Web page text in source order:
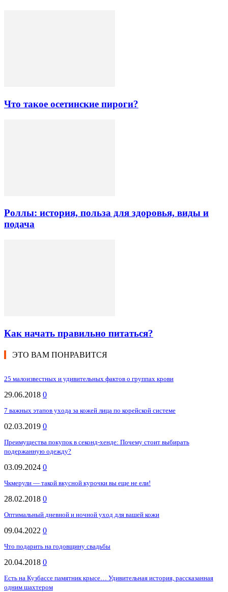
Что такое осетинские пироги?
Роллы: история, польза для здоровья, виды и
подача
Как начать правильно питаться?
ЭТО ВАМ ПОНРАВИТСЯ
25 малоизвестных и удивительных фактов о группах крови
29.06.2018 0
7 важных этапов ухода за кожей лица по корейской системе
02.03.2019 0
Преимущества покупок в секонд-хенде: Почему стоит выбирать
подержанную одежду?
03.09.2024 0
Чкмерули — такой вкусной курочки вы еще не ели!
28.02.2018 0
Оптимальный дневной и ночной уход для вашей кожи
09.04.2022 0
Что подарить на годовщину свадьбы
20.04.2018 0
Есть на Кузбассе памятник крысе… Удивительная история, рассказанная
одним шахтером